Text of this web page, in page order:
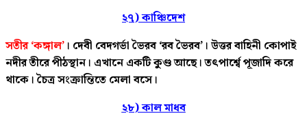
২৭) কাঞ্চিদেশ
সতীর ‘কঙ্গাল’ । দেবী বেদগর্ভা ভৈরব ‘রব ভৈরব’। উত্তর বাহিনী কোপাই
নদীর তীরে পীঠস্থান। এখানে একটি কুণ্ড আছে। তৎপার্শ্বে পূজাদি করে
থাকে। চৈত্র সংক্রান্তিতে মেলা বসে।
২৮) কাল মাধব